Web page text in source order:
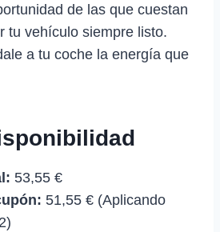
de las que cuestan
tu vehículo siempre listo.
a tu coche la energía que
53,55 €
51,55 € (Aplicando